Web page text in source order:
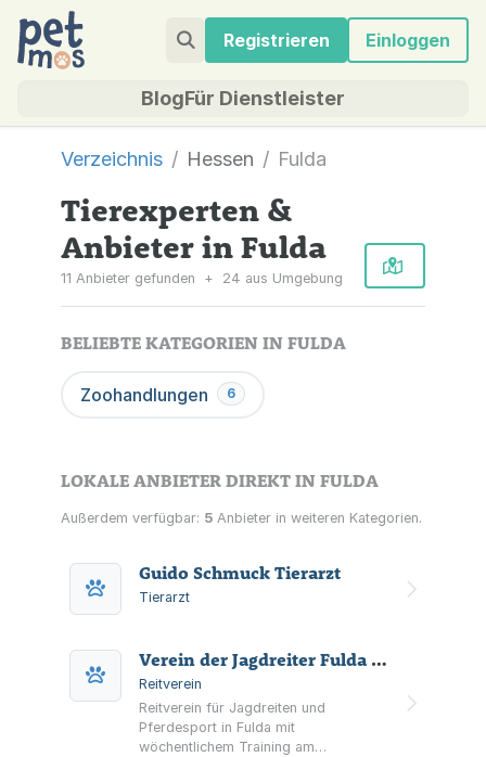
Registrieren Einloggen
BlogFür Dienstleister
Verzeichnis Hessen Fulda
Tierexperten &
Anbieter in Fulda
11 Anbieter gefunden + 24 aus Umgebung
BELIEBTE KATEGORIEN IN FULDA
Zoohandlungen 6
LOKALE ANBIETER DIREKT IN FULDA
Außerdem verfügbar: 5 Anbieter in weiteren Kategorien.
Guido Schmuck Tierarzt
Tierarzt
Verein der Jagdreiter Fulda e.V.
Reitverein
Reitverein für Jagdreiten und
Pferdesport in Fulda mit
wöchentlichem Training am